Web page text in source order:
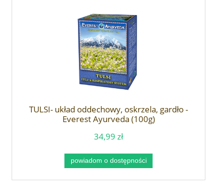
TULSI- układ oddechowy, oskrzela, gardło -
Everest Ayurveda (100g)
34,99 zł
powiadom o dostępności